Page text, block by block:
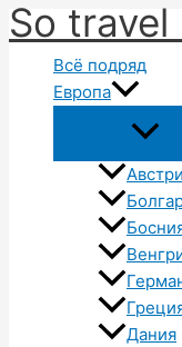
Перейти
к
содержимому
So
Всё подряд
Европа
Дания